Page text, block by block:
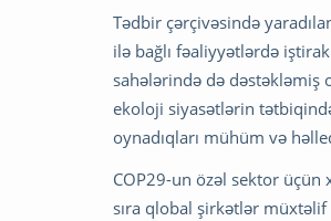
Tədbir çərçivəsində
ilə bağlı fəaliyyətlərdə
sahələrində də dəstəkləmiş
ekoloji siyasətlərin
oynadıqları mühüm və
COP29-un özəl sektor üçün
sıra qlobal şirkətlər